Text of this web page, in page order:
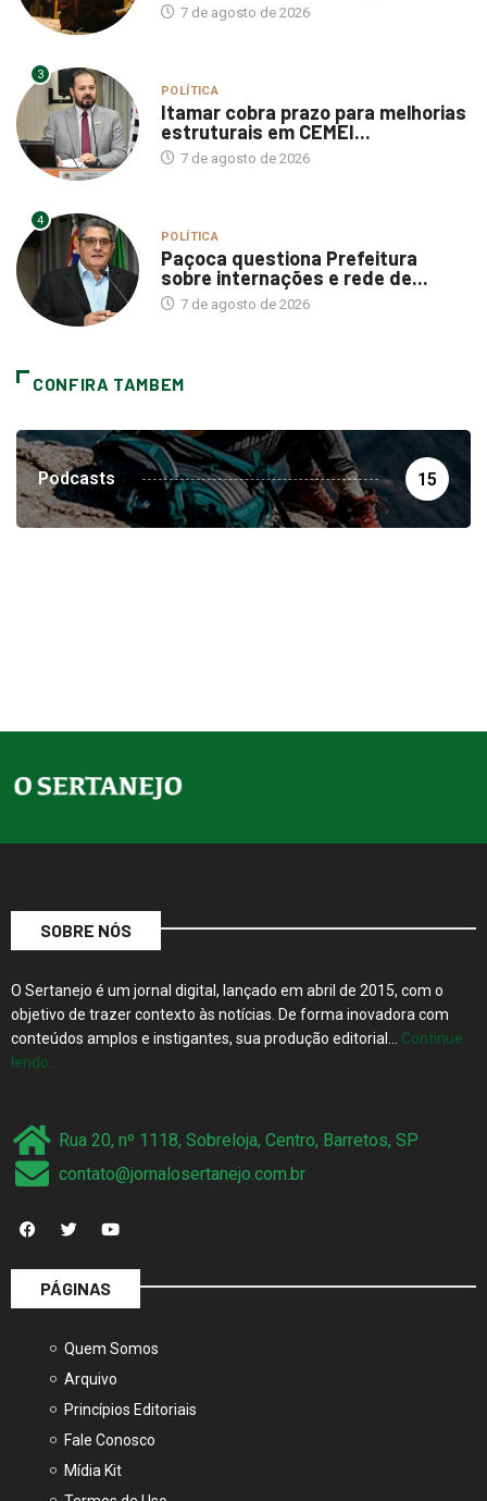
7 de agosto de 2026
3
POLÍTICA
Itamar cobra prazo para melhorias
estruturais em CEMEI...
7 de agosto de 2026
4
POLÍTICA
Paçoca questiona Prefeitura
sobre internações e rede de...
7 de agosto de 2026
CONFIRA TAMBEM
Podcasts 15
SOBRE NÓS
O Sertanejo é um jornal digital, lançado em abril de 2015, com o
objetivo de trazer contexto às notícias. De forma inovadora com
conteúdos amplos e instigantes, sua produção editorial… Continue
lendo…
Rua 20, nº 1118, Sobreloja, Centro, Barretos, SP
contato@jornalosertanejo.com.br
PÁGINAS
Quem Somos
Arquivo
Princípios Editoriais
Fale Conosco
Mídia Kit